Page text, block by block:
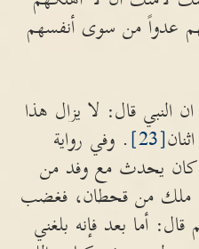
عدواً من سوى أنفسهم
النبي قال: لا يزال هذا
[23]
. وفي رواية
كان يحدث مع وفد من
ملك من قحطان، فغضب
قال: أما بعد فإنه بلغني